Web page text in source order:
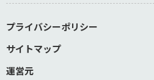
プライバシーポリシー
サイトマップ
運営元